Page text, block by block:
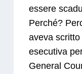
essere
Perché?
aveva
esecutiva
General